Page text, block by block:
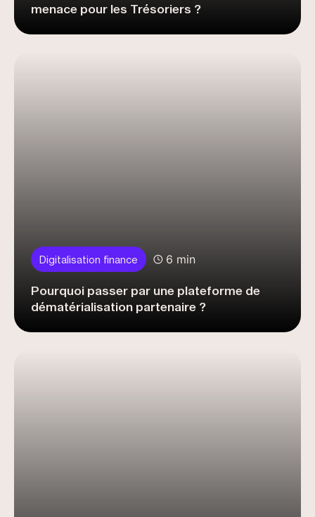
menace pour les Trésoriers ?
Digitalisation finance 6 min
Pourquoi passer par une plateforme de
dématérialisation partenaire ?